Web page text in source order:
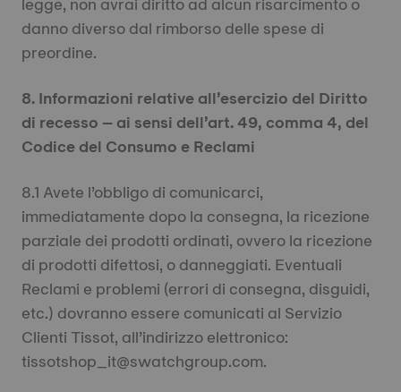
danno diverso dal rimborso delle spese di
preordine.
8. Informazioni relative all’esercizio del Diritto
di recesso – ai sensi dell’art. 49, comma 4, del
Codice del Consumo e Reclami
8.1 Avete l’obbligo di comunicarci,
immediatamente dopo la consegna, la ricezione
parziale dei prodotti ordinati, ovvero la ricezione
di prodotti difettosi, o danneggiati. Eventuali
Reclami e problemi (errori di consegna, disguidi,
etc.) dovranno essere comunicati al Servizio
Clienti Tissot, all’indirizzo elettronico:
tissotshop_it@swatchgroup.com.